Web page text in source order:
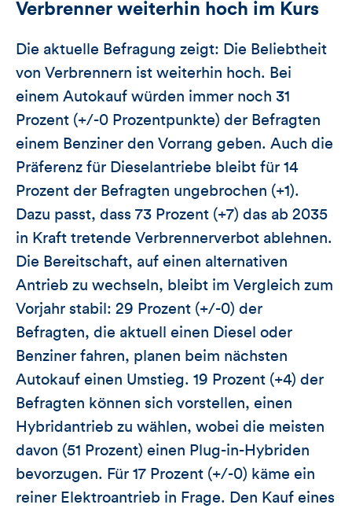
Verbrenner weiterhin hoch im Kurs
Die aktuelle Befragung zeigt: Die Beliebtheit
von Verbrennern ist weiterhin hoch. Bei
einem Autokauf würden immer noch 31
Prozent (+/-0 Prozentpunkte) der Befragten
einem Benziner den Vorrang geben. Auch die
Präferenz für Dieselantriebe bleibt für 14
Prozent der Befragten ungebrochen (+1).
Dazu passt, dass 73 Prozent (+7) das ab 2035
in Kraft tretende Verbrennerverbot ablehnen.
Die Bereitschaft, auf einen alternativen
Antrieb zu wechseln, bleibt im Vergleich zum
Vorjahr stabil: 29 Prozent (+/-0) der
Befragten, die aktuell einen Diesel oder
Benziner fahren, planen beim nächsten
Autokauf einen Umstieg. 19 Prozent (+4) der
Befragten können sich vorstellen, einen
Hybridantrieb zu wählen, wobei die meisten
davon (51 Prozent) einen Plug-in-Hybriden
bevorzugen. Für 17 Prozent (+/-0) käme ein
reiner Elektroantrieb in Frage. Den Kauf eines